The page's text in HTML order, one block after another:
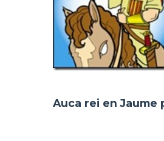
Auca rei en Jaume